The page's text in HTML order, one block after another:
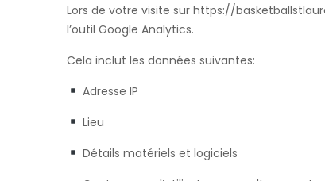
Lors de votre visite sur https://
l’outil Google Analytics.
Cela inclut les données suivantes:
Adresse IP
Lieu
Détails matériels et logiciels